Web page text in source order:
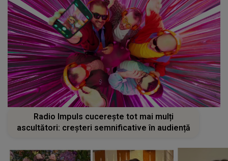
Radio Impuls cucerește tot mai mulți
ascultători: creșteri semnificative în audiență